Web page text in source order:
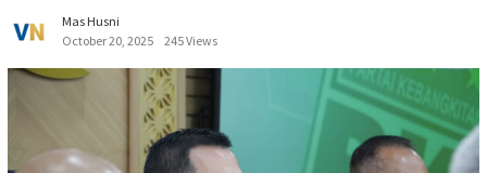
Mas Husni
October 20, 2025
245 Views